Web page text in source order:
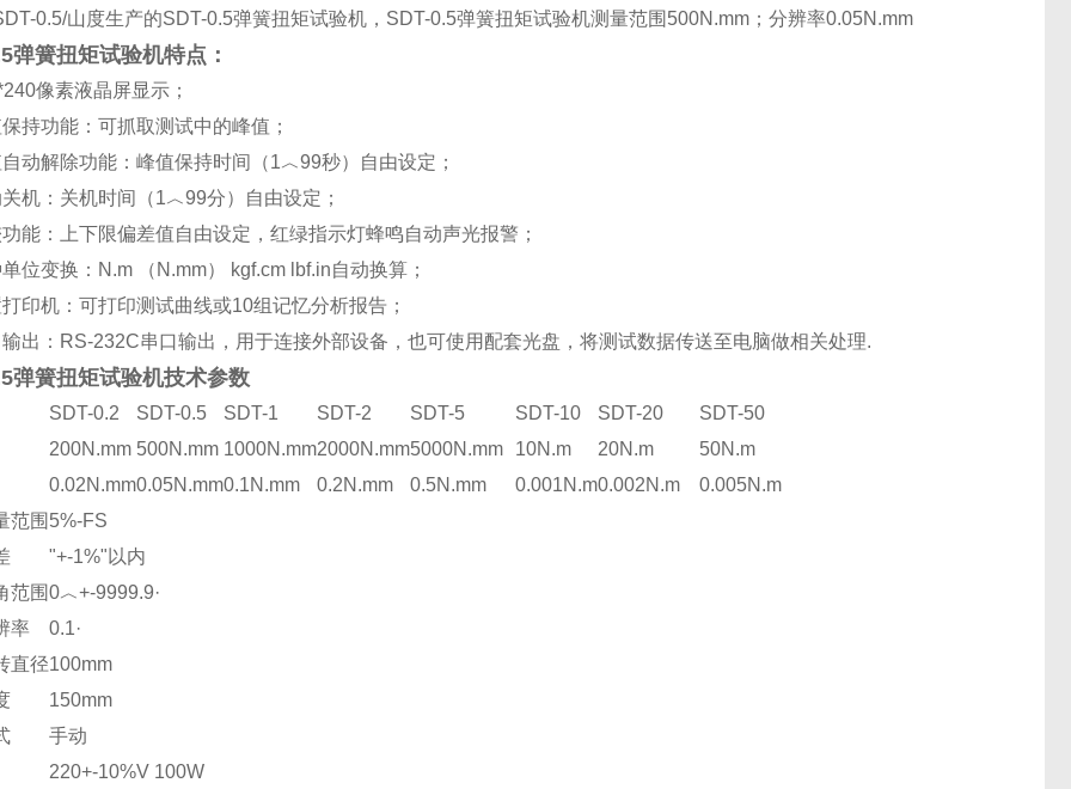
0.5/山度生产的SDT-0.5弹簧扭矩试验机，SDT-0.5弹簧扭矩试验机测量范围500N.mm；分辨率0.05N.mm
弹簧扭矩试验机特点：
像素液晶屏显示；
持功能：可抓取测试中的峰值；
动解除功能：峰值保持时间（1︿99秒）自由设定；
机：关机时间（1︿99分）自由设定；
能：上下限偏差值自由设定，红绿指示灯蜂鸣自动声光报警；
位变换：N.m （N.mm） kgf.cm lbf.in自动换算；
印机：可打印测试曲线或10组记忆分析报告；
出：RS-232C串口输出，用于连接外部设备，也可使用配套光盘，将测试数据传送至电脑做相关处理.
弹簧扭矩试验机技术参数
SDT-0.2 SDT-0.5 SDT-1 SDT-2 SDT-5 SDT-10 SDT-20
SDT-50
200N.mm 500N.mm 1000N.mm2000N.mm5000N.mm 10N.m 20N.m
50N.m
0.02N.mm0.05N.mm0.1N.mm 0.2N.mm 0.5N.mm 0.001N.m0.002N.m
0.005N.m
范围 5%-FS
"+-1%"以内
范围0︿+-9999.9·
率
0.1·
直径100mm
150mm
手动
220+-10%V 100W